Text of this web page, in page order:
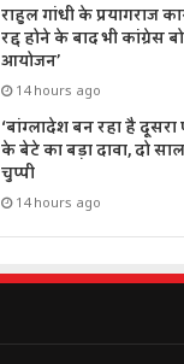
राहुल गांधी के प्रयागराज
रद्द होने के बाद भी कांग्रेस
आयोजन’
14 hours ago
‘बांग्लादेश बन रहा है
के बेटे का बड़ा दावा, दो
चुप्पी
14 hours ago